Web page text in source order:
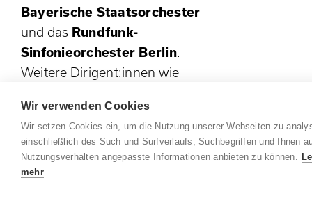
Bayerische Staatsorchester
und das Rundfunk-
Sinfonieorchester Berlin.
Weitere Dirigent:innen wie
Sinfonieorchesterund
Solist:innen wieJulia Fischer,
Antoine Tamestit,Elisabeth
Leonskaja
Wir verwenden Cookies
Wir setzen Cookies ein, um die Nutzung unserer Webseiten zu
einschließlich des Such und Surfverlaufs, Suchbegriffen und Ihnen
Nutzungsverhalten angepasste Informationen anbieten zu können.
mehr